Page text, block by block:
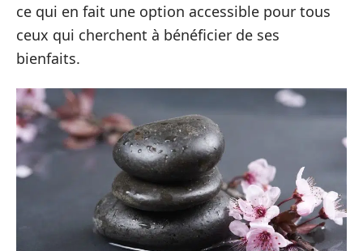
ce qui en fait une option accessible pour tous
ceux qui cherchent à bénéficier de ses
bienfaits.